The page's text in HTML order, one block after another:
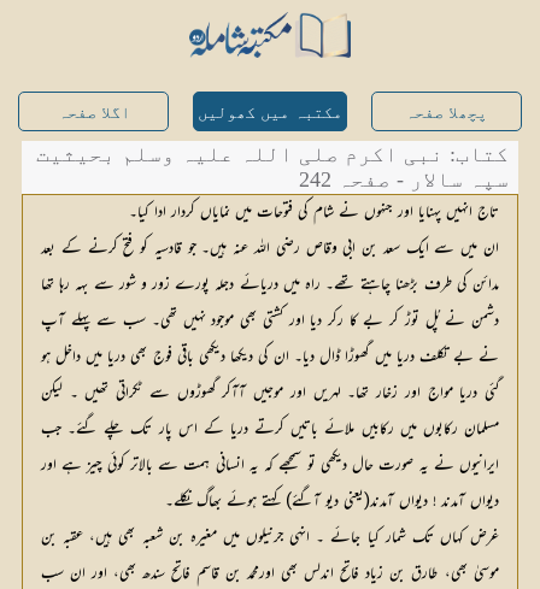
پچھلا صفحہ مکتبہ میں کھولیں اگلا صفحہ
کتاب: نبی اکرم صلی اللہ علیہ وسلم بحیثیت
سپہ سالار - صفحہ 242
تاج انہیں پہنایا اور جنہوں نے شام کی فتوحات میں نمایاں کردار ادا کیا۔
ان میں سے ایک سعد بن ابی وقاص رضی اللہ عنہ ہیں۔ جو قادسیہ کو فتح کرنے کے بعد
مدائن کی طرف بڑھنا چاہتے تھے۔ راہ میں دریائے دجلہ پورے زور و شور سے بہہ رہا تھا
دشمن نے پُل توڑ کر بے کا رکر دیا اور کشتی بھی موجود نہیں تھی۔ سب سے پہلے آپ
نے بے تکلف دریا میں گھوڑا ڈال دیا۔ ان کی دیکھا دیکھی باقی فوج بھی دریا میں داخل ہو
گئی دریا مواج اور زخار تھا۔ لہریں اور موجیں آآکر گھوڑوں سے ٹکراتی تھیں ۔ لیکن
مسلمان رکابوں میں رکابیں ملائے باتیں کرتے دریا کے اس پار تک چلے گئے۔ جب
ایرانیوں نے یہ صورت حال دیکھی تو سمجھے کہ یہ انسانی ہمت سے بالاتر کوئی چیز ہے اور
دیواں آمدند ! دیواں آمدند(یعنی دیو آگئے) کہتے ہوئے بھاگ نکلے۔
غرض کہاں تک شمار کیا جائے ۔ انہی جرنیلوں میں مغیرہ بن شعبہ بھی ہیں، عقبہ بن
موسیٰ بھی، طارق بن زیاد فاتح اندلس بھی اورمحمد بن قاسم فاتح سندھ بھی، اور ان سب